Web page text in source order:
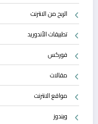
الربح من الانترنت
تطبيقات الأندوريد
فوركس
مقالات
مواقع الانترنت
ويندوز